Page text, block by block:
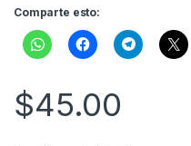
Comparte esto:
$45.00